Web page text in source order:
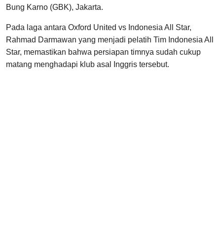
Bung Karno (GBK), Jakarta.
Pada laga antara Oxford United vs Indonesia All Star,
Rahmad Darmawan yang menjadi pelatih Tim Indonesia All
Star, memastikan bahwa persiapan timnya sudah cukup
matang menghadapi klub asal Inggris tersebut.